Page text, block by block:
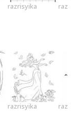
razrisyika
razrisyika